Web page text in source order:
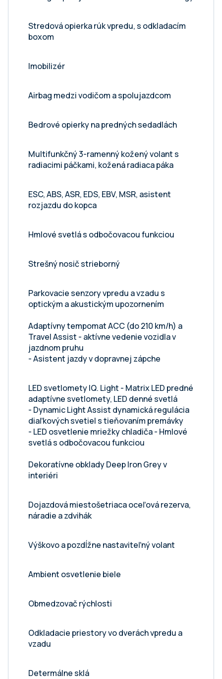
Stredová opierka rúk vpredu, s odkladacím
boxom
Imobilizér
Airbag medzi vodičom a spolujazdcom
Bedrové opierky na predných sedadlách
Multifunkčný 3-ramenný kožený volant s
radiacimi páčkami, kožená radiaca páka
ESC, ABS, ASR, EDS, EBV, MSR, asistent
rozjazdu do kopca
Hmlové svetlá s odbočovacou funkciou
Strešný nosič strieborný
Parkovacie senzory vpredu a vzadu s
optickým a akustickým upozornením
Adaptívny tempomat ACC (do 210 km/h) a
Travel Assist - aktívne vedenie vozidla v
jazdnom pruhu
- Asistent jazdy v dopravnej zápche
LED svetlomety IQ. Light - Matrix LED predné
adaptívne svetlomety, LED denné svetlá
- Dynamic Light Assist dynamická regulácia
diaľkových svetiel s tieňovaním premávky
- LED osvetlenie mriežky chladiča - Hmlové
svetlá s odbočovacou funkciou
Dekoratívne obklady Deep Iron Grey v
interiéri
Dojazdová miestošetriaca oceľová rezerva,
náradie a zdvihák
Výškovo a pozdĺžne nastaviteľný volant
Ambient osvetlenie biele
Obmedzovač rýchlosti
Odkladacie priestory vo dverách vpredu a
vzadu
Determálne sklá